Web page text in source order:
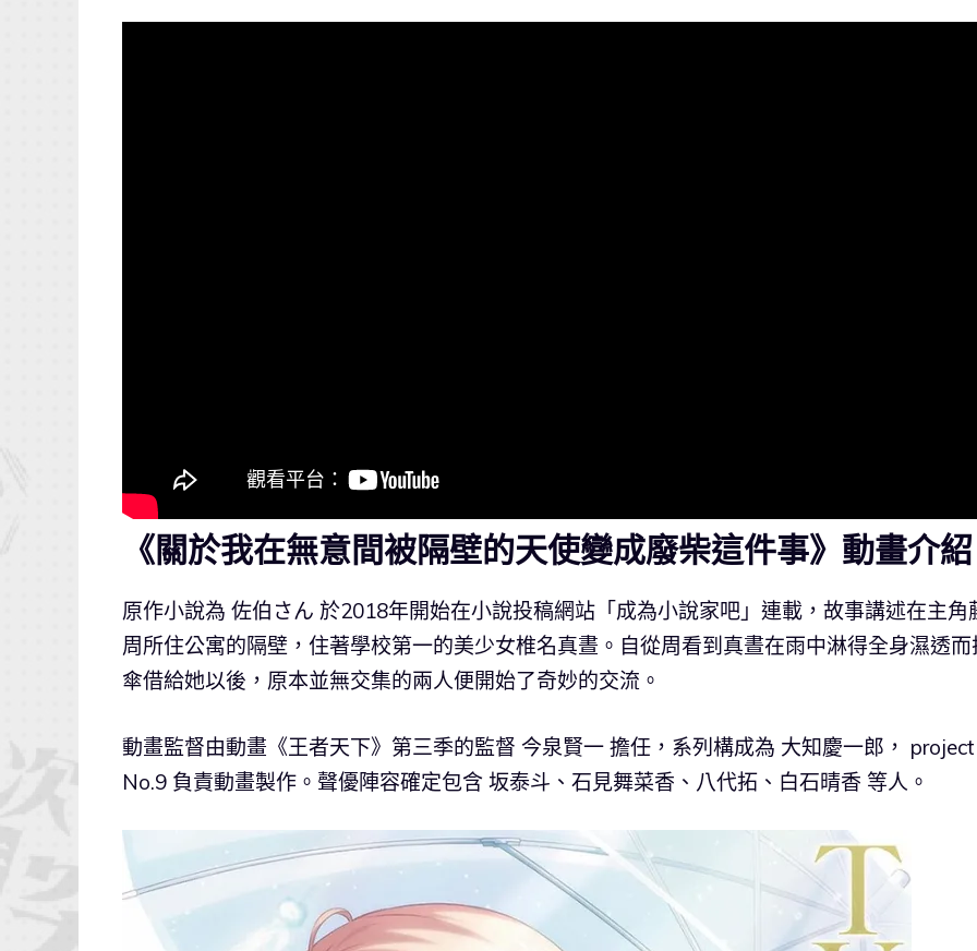
《關於我在無意間被隔壁的天使變成廢柴這件事》動畫介紹
原作小說為 佐伯さん 於2018年開始在小說投稿網站「成為小說家吧」連載，故事講述在主角
周所住公寓的隔壁，住著學校第一的美少女椎名真晝。自從周看到真晝在雨中淋得全身濕透而
傘借給她以後，原本並無交集的兩人便開始了奇妙的交流。
動畫監督由動畫《王者天下》第三季的監督 今泉賢一 擔任，系列構成為 大知慶一郎， project
No.9 負責動畫製作。聲優陣容確定包含 坂泰斗、石見舞菜香、八代拓、白石晴香 等人。